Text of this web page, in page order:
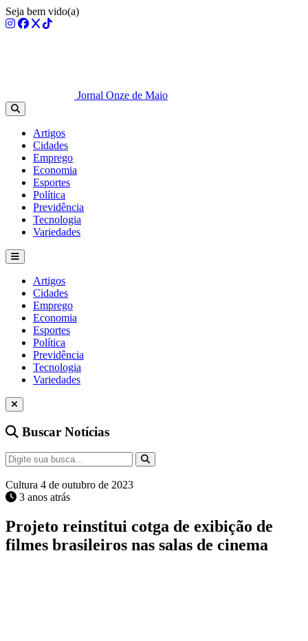
Seja bem vido(a)
Jornal Onze de Maio
Artigos
Cidades
Emprego
Economia
Esportes
Política
Previdência
Tecnologia
Variedades
Artigos
Cidades
Emprego
Economia
Esportes
Política
Previdência
Tecnologia
Variedades
Buscar Notícias
Cultura 4 de outubro de 2023
3 anos atrás
Projeto reinstitui cotga de exibição de
filmes brasileiros nas salas de cinema